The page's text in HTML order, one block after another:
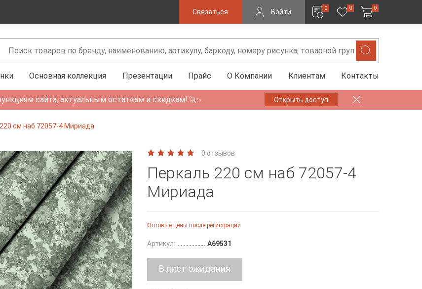
Связаться Войти 0 0 0
Основная коллекция Презентации Прайс О Компании Клиентам Контакты
сайта, актуальным остаткам и скидкам! 🚀✨ Открыть доступ
см наб 72057-4 Мириада
0 отзывов
Перкаль 220 см наб 72057-4
Мириада
Оптовые цены после регистрации
Артикул: A69531